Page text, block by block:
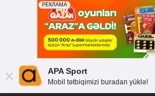
APA Sport
Mobil tətbiqimizi buradan yüklə!